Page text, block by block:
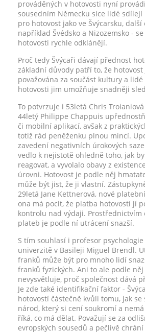
prováděných v hotovosti nyní
sousedním Německu sice lidé
pro hotovost jako ve Švýcarsku, další
například Švédsko a Nizozemsko -
hotovosti rychle odklánějí.
Proč tedy Švýcaři dávají přednost
základní důvody patří to, že hotovost
považována za součást kultury a
hotovosti jim umožňuje snadněji
To potvrzuje i 53letá Chris
44letý Philippe Chappuis
či mobilní aplikací, avšak z
totiž rád peněženku plnou mincí.
zavedení negativních úrokových
vedlo k nejistotě ohledně toho, jak
reagovat, a vyvolalo obavy z
úrovni. Hotovost je podle něj
může být jist, že ji vlastní.
29letá Jane Kettnerová, nové
ona má pocit, že platba hotovostí jí
kontrolu nad výdaji. Prostřednictvím
plateb je podle ní utrácení snazší.
S tím souhlasí i profesor
univerzitě v Basileji Miguel Brendl.
franků může být pro mnoho lidí
franků fyzických. Ani to ale podle
nevysvětluje, proč společnost dává
Je zde také identifikační faktor -
hotovostí částečně kvůli tomu, jak se
národ, který si cení soukromí a
říká, co má dělat. Považují se za
evropských sousedů a pečlivě